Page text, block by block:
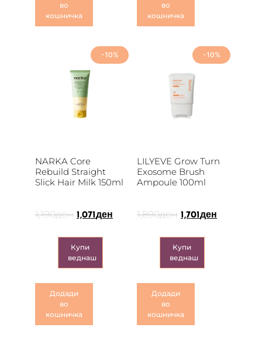
во
кошничка
во
кошничка
-10%
NARKA Core
Rebuild Straight
Slick Hair Milk 150ml
1,190ден 1,071 ден
Купи
веднаш
Додади
во
кошничка
-10%
LILYEVE Grow Turn
Exosome Brush
Ampoule 100ml
1,890ден 1,701 ден
Купи
веднаш
Додади
во
кошничка